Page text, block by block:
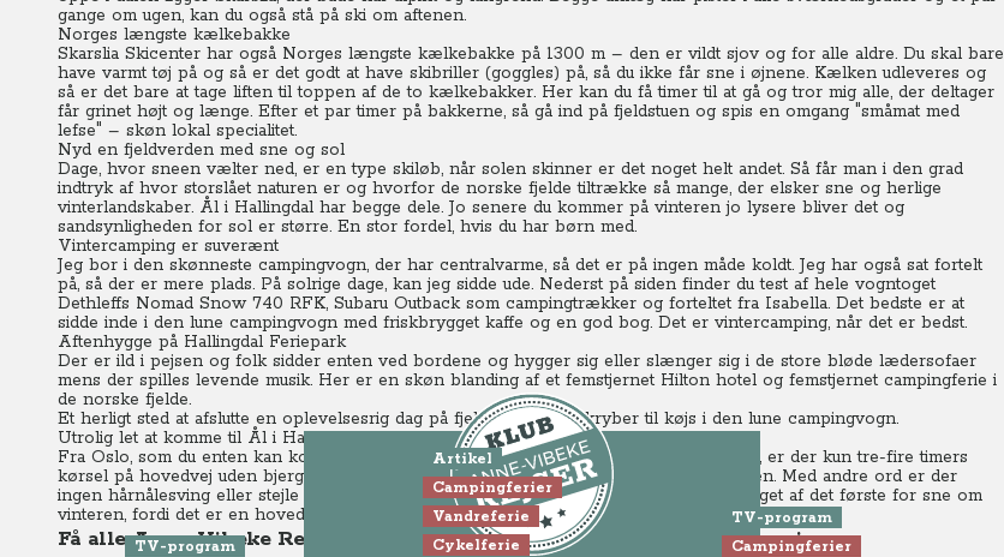
gange om ugen, kan du også stå på ski om aftenen.
Norges længste kælkebakke
Skarslia Skicenter har også Norges længste kælkebakke på 1300 m – den er vildt sjov og for alle aldre. Du skal bare
have varmt tøj på og så er det godt at have skibriller (goggles) på, så du ikke får sne i øjnene. Kælken udleveres og
så er det bare at tage liften til toppen af de to kælkebakker. Her kan du få timer til at gå og tror mig alle, der deltager
får grinet højt og længe. Efter et par timer på bakkerne, så gå ind på fjeldstuen og spis en omgang "småmat med
lefse" – skøn lokal specialitet.
Nyd en fjeldverden med sne og sol
Dage, hvor sneen vælter ned, er en type skiløb, når solen skinner er det noget helt andet. Så får man i den grad
indtryk af hvor storslået naturen er og hvorfor de norske fjelde tiltrække så mange, der elsker sne og herlige
vinterlandskaber. Ål i Hallingdal har begge dele. Jo senere du kommer på vinteren jo lysere bliver det og
sandsynligheden for sol er større. En stor fordel, hvis du har børn med.
Vintercamping er suverænt
Jeg bor i den skønneste campingvogn, der har centralvarme, så det er på ingen måde koldt. Jeg har også sat fortelt
på, så der er mere plads. På solrige dage, kan jeg sidde ude. Nederst på siden finder du test af hele vogntoget
Dethleffs Nomad Snow 740 RFK, Subaru Outback som campingtrækker og forteltet fra Isabella. Det bedste er at
sidde inde i den lune campingvogn med friskbrygget kaffe og en god bog. Det er vintercamping, når det er bedst.
Aftenhygge på Hallingdal Feriepark
Der er ild i pejsen og folk sidder enten ved bordene og hygger sig eller slænger sig i de store bløde lædersofaer
mens der spilles levende musik. Her er en skøn blanding af et femstjernet Hilton hotel og femstjernet campingferie i
de norske fjelde.
Et herligt sted at afslutte en oplevelsesrig dag på fjeldet, inden du kryber til køjs i den lune campingvogn.
Utrolig let at komme til Ål i Hallingdal
Fra Oslo, som du enten kan komme til med færge, fra Danmark, eller på E6 fra Sverige, er der kun tre-fire timers
kørsel på hovedvej uden bjerge, til Ål i Hallingdal, der ligger lige mellem Oslo og Bergen. Med andre ord er der
ingen hårnålesving eller stejle strækninger som skal passeres og vejen ryddes som noget af det første for sne om
vinteren, fordi det er en hovedfærdselsåre mellem Norges to største byer.
Få alle Anne-Vibeke Rejsers tips til vinterferie, skiferie og vintercamping
TV-program
Artikel
Campingferier
Vandreferie
Cykelferie
TV-program
Campingferier